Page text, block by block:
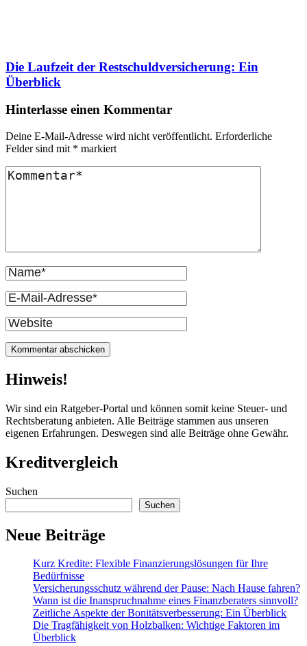
Die Laufzeit der Restschuldversicherung: Ein
Überblick
Hinterlasse einen Kommentar
Deine E-Mail-Adresse wird nicht veröffentlicht. Erforderliche
Felder sind mit * markiert
Kommentar
Vollständiger
Name
E-
Mail
Website
Hinweis!
Wir sind ein Ratgeber-Portal und können somit keine Steuer- und
Rechtsberatung anbieten. Alle Beiträge stammen aus unseren
eigenen Erfahrungen. Deswegen sind alle Beiträge ohne Gewähr.
Kreditvergleich
Suchen
Suchen
Neue Beiträge
Kurz Kredite: Flexible Finanzierungslösungen für Ihre
Bedürfnisse
Versicherungsschutz während der Pause: Nach Hause fahren?
Wann ist die Inanspruchnahme eines Finanzberaters sinnvoll?
Zeitliche Aspekte der Bonitätsverbesserung: Ein Überblick
Die Tragfähigkeit von Holzbalken: Wichtige Faktoren im
Überblick